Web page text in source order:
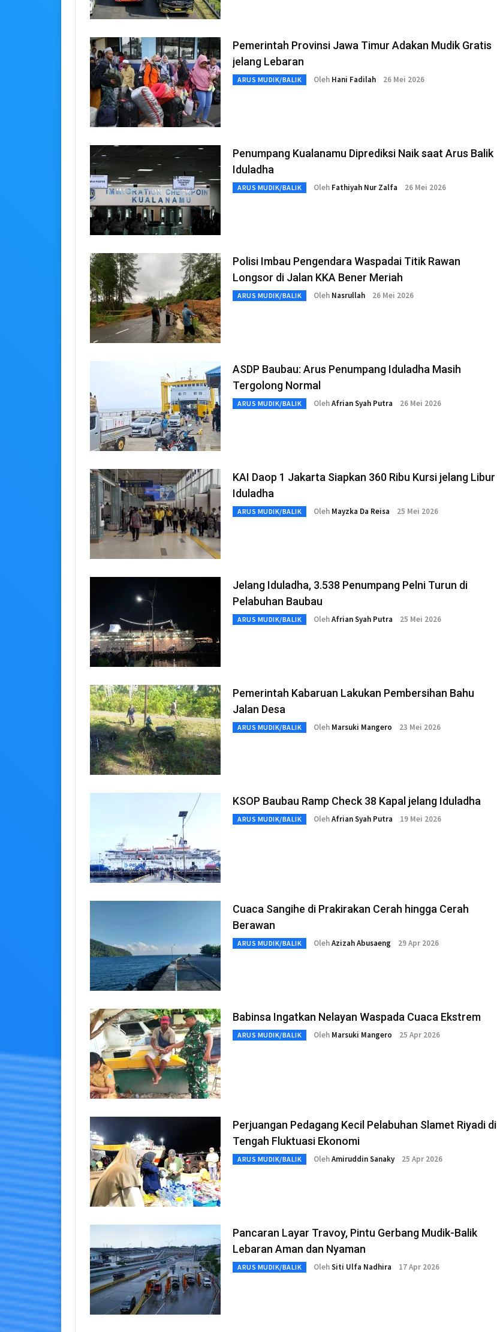
Pemerintah Provinsi Jawa Timur Adakan Mudik Gratis
jelang Lebaran
ARUS MUDIK/BALIK Oleh Hani Fadilah 26 Mei 2026
Penumpang Kualanamu Diprediksi Naik saat Arus Balik
Iduladha
ARUS MUDIK/BALIK Oleh Fathiyah Nur Zalfa 26 Mei 2026
Polisi Imbau Pengendara Waspadai Titik Rawan
Longsor di Jalan KKA Bener Meriah
ARUS MUDIK/BALIK Oleh Nasrullah 26 Mei 2026
ASDP Baubau: Arus Penumpang Iduladha Masih
Tergolong Normal
ARUS MUDIK/BALIK OlehAfrian Syah Putra 26 Mei 2026
KAI Daop 1 Jakarta Siapkan 360 Ribu Kursi jelang Libur
Iduladha
ARUS MUDIK/BALIK Oleh Mayzka Da Reisa 25 Mei 2026
Jelang Iduladha, 3.538 Penumpang Pelni Turun di
Pelabuhan Baubau
ARUS MUDIK/BALIK OlehAfrian Syah Putra 25 Mei 2026
Pemerintah Kabaruan Lakukan Pembersihan Bahu
Jalan Desa
ARUS MUDIK/BALIK Oleh Marsuki Mangero 23 Mei 2026
KSOP Baubau Ramp Check 38 Kapal jelang Iduladha
ARUS MUDIK/BALIK OlehAfrian Syah Putra 19 Mei 2026
Cuaca Sangihe di Prakirakan Cerah hingga Cerah
Berawan
ARUS MUDIK/BALIK OlehAzizah Abusaeng 29 Apr 2026
Babinsa Ingatkan Nelayan Waspada Cuaca Ekstrem
ARUS MUDIK/BALIK Oleh Marsuki Mangero 25 Apr 2026
Perjuangan Pedagang Kecil Pelabuhan Slamet Riyadi di
Tengah Fluktuasi Ekonomi
ARUS MUDIK/BALIK OlehAmiruddin Sanaky 25 Apr 2026
Pancaran Layar Travoy, Pintu Gerbang Mudik-Balik
Lebaran Aman dan Nyaman
ARUS MUDIK/BALIK OlehSiti Ulfa Nadhira 17 Apr 2026